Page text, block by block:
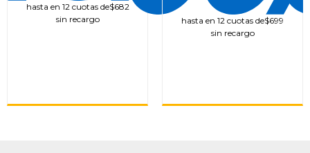
hasta en 12 cuotas de$682
sin recargo
hasta en 12 cuotas de$699
sin recargo